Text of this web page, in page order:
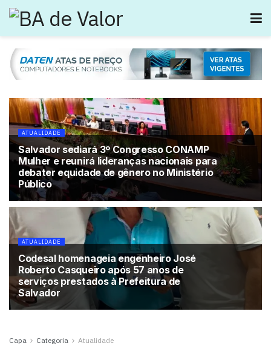
ATUALIDADE
Salvador sediará 3º Congresso CONAMP
Mulher e reunirá lideranças nacionais para
debater equidade de gênero no Ministério
Público
ATUALIDADE
Codesal homenageia engenheiro José
Roberto Casqueiro após 57 anos de
serviços prestados à Prefeitura de
Salvador
Capa Categoria Atualidade